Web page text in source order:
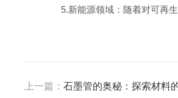
5.新能源领域：随着对可再生
上一篇：石墨管的奥秘：探索材料